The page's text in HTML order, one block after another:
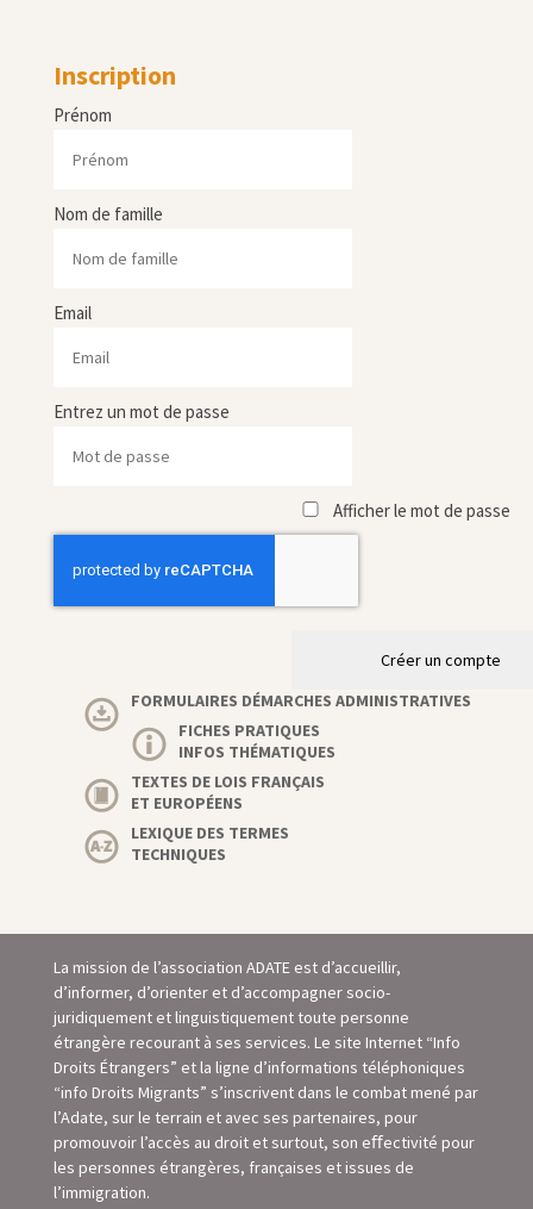
Inscription
Prénom
Nom de famille
Email
Entrez un mot de passe
Afficher le mot de passe
Créer un compte
FORMULAIRES DÉMARCHES ADMINISTRATIVES
FICHES PRATIQUES
INFOS THÉMATIQUES
TEXTES DE LOIS FRANÇAIS
ET EUROPÉENS
LEXIQUE DES TERMES
TECHNIQUES
La mission de l’association ADATE est d’accueillir,
d’informer, d’orienter et d’accompagner socio-
juridiquement et linguistiquement toute personne
étrangère recourant à ses services. Le site Internet “Info
Droits Étrangers” et la ligne d’informations téléphoniques
“info Droits Migrants” s’inscrivent dans le combat mené par
l’Adate, sur le terrain et avec ses partenaires, pour
promouvoir l’accès au droit et surtout, son eﬀectivité pour
les personnes étrangères, françaises et issues de
l’immigration.